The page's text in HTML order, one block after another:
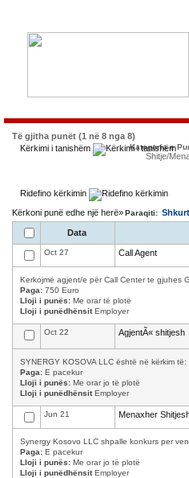
Të gjitha punët (1 në 8 nga 8)
Kërkimi i tanishëm
Kategoria e
Shitje/
Ridefino kërkimin
Kërkoni punë edhe një herë»Paraqiti:
Data
Oct 27 Call Agent
Kerkojmë agjent/e për Call Center te gjuhes
Paga: 750 Euro
Lloji i punës: Me orar të plotë
Lloji i punëdhënsitEmployer
Oct 22 AgjentÃ« shitjesh
SYNERGY KOSOVA LLC është në kërkim
Paga: E pacekur
Lloji i punës: Me orar jo të plotë
Lloji i punëdhënsitEmployer
Jun 21 Menaxher
Synergy Kosovo LLC shpalle konkurs per
Paga: E pacekur
Lloji i punës: Me orar jo të plotë
Lloji i punëdhënsitEmployer